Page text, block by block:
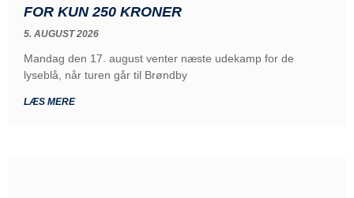
FOR KUN 250 KRONER
5. AUGUST 2026
Mandag den 17. august venter næste udekamp for de
lyseblå, når turen går til Brøndby
LÆS MERE